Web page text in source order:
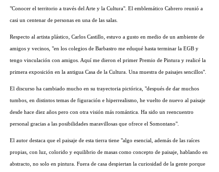
"Conocer el territorio a través del Arte y la Cultura". El emblemático Cabrero reunió a
casi un centenar de personas en una de las salas.
Respecto al artista plástico, Carlos Castillo, estuvo a gusto en medio de un ambiente de
amigos y vecinos, "en los colegios de Barbastro me eduqué hasta terminar la EGB y
tengo vinculación con amigos. Aquí me dieron el primer Premio de Pintura y realicé la
primera exposición en la antigua Casa de la Cultura. Una muestra de paisajes sencillos".
El discurso ha cambiado mucho en su trayectoria pictórica, "después de dar muchos
tumbos, en distintos temas de figuración e hiperrealismo, he vuelto de nuevo al paisaje
desde hace diez años pero con otra visión más romántica. Ha sido un reencuentro
personal gracias a las posibilidades maravillosas que ofrece el Somontano".
El autor destaca que el paisaje de esta tierra tiene "algo esencial, además de las raíces
propias, con luz, colorido y equilibrio de masas como concepto de paisaje, hablando en
abstracto, no solo en pintura. Fuera de casa despiertan la curiosidad de la gente porque